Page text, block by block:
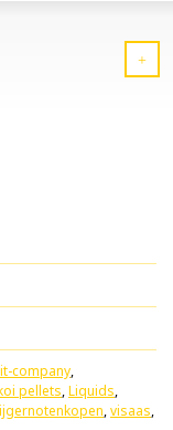
company,
pellets,Liquids,
,visaas,